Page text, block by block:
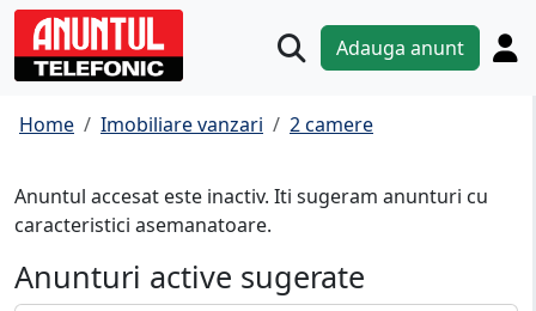
Adauga anunt
Home Imobiliare vanzari 2 camere
Anuntul accesat este inactiv. Iti sugeram anunturi cu
caracteristici asemanatoare.
Anunturi active sugerate